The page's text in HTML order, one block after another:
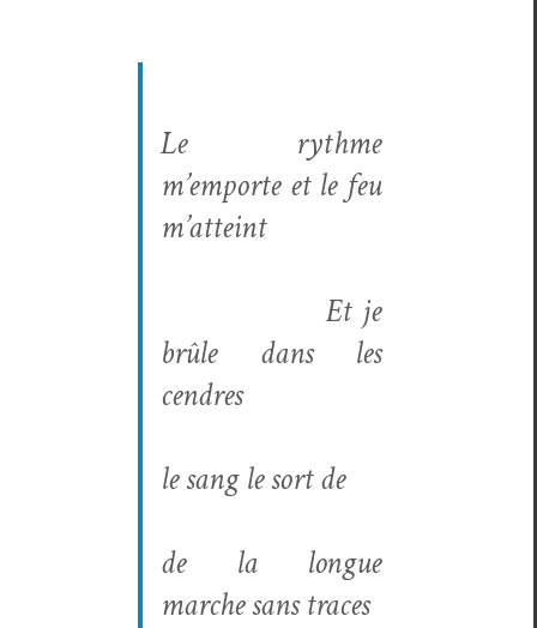
Le rythme
m’emporte et le feu
m’atteint
Et je
brûle dans les
cendres
le sang le sort de
de la longue
marche sans traces